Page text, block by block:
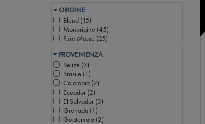
ORIGINE
Blend (15)
Monorigine (45)
Pure Masse (25)
PROVENIENZA
Belize (3)
Brasile (1 )
Colombia (2)
Ecuador (2)
El Salvador (3)
Grenada (1 )
Guatemala (2)